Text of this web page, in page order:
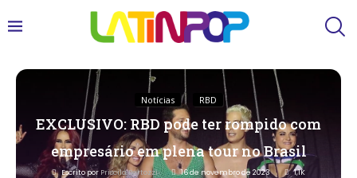
Notícias RBD
EXCLUSIVO: RBD pode ter rompido com
empresário em plena tour no Brasil
Escrito por Priscila Bertozzi 16 de novembro de 2023
1,1K